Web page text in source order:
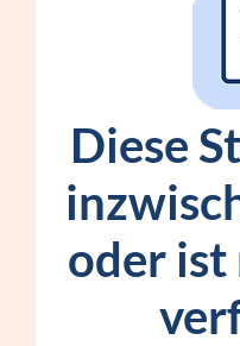
Diese
oder